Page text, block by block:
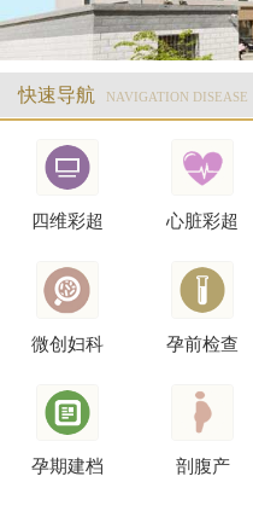
快速导航 NAVIGATION DISEASE
四维彩超 心脏彩超
微创妇科 孕前检查
孕期建档 剖腹产